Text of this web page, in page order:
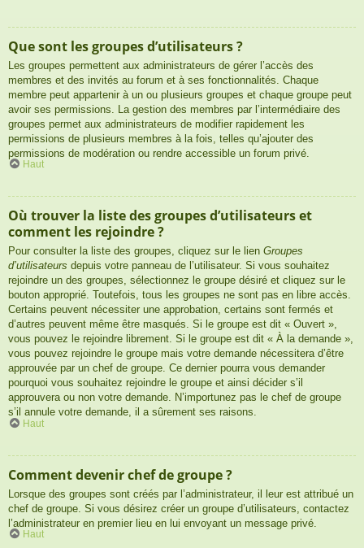
Que sont les groupes d’utilisateurs ?
Les groupes permettent aux administrateurs de gérer l’accès des
membres et des invités au forum et à ses fonctionnalités. Chaque
membre peut appartenir à un ou plusieurs groupes et chaque groupe peut
avoir ses permissions. La gestion des membres par l’intermédiaire des
groupes permet aux administrateurs de modifier rapidement les
permissions de plusieurs membres à la fois, telles qu’ajouter des
permissions de modération ou rendre accessible un forum privé.
Haut
Où trouver la liste des groupes d’utilisateurs et
comment les rejoindre ?
Pour consulter la liste des groupes, cliquez sur le lien Groupes
d’utilisateurs depuis votre panneau de l’utilisateur. Si vous souhaitez
rejoindre un des groupes, sélectionnez le groupe désiré et cliquez sur le
bouton approprié. Toutefois, tous les groupes ne sont pas en libre accès.
Certains peuvent nécessiter une approbation, certains sont fermés et
d’autres peuvent même être masqués. Si le groupe est dit « Ouvert »,
vous pouvez le rejoindre librement. Si le groupe est dit « À la demande »,
vous pouvez rejoindre le groupe mais votre demande nécessitera d’être
approuvée par un chef de groupe. Ce dernier pourra vous demander
pourquoi vous souhaitez rejoindre le groupe et ainsi décider s’il
approuvera ou non votre demande. N’importunez pas le chef de groupe
s’il annule votre demande, il a sûrement ses raisons.
Haut
Comment devenir chef de groupe ?
Lorsque des groupes sont créés par l’administrateur, il leur est attribué un
chef de groupe. Si vous désirez créer un groupe d’utilisateurs, contactez
l’administrateur en premier lieu en lui envoyant un message privé.
Haut